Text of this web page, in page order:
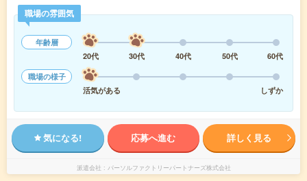
職場の雰囲気
年齢層
20代
30代 40代 50代
60代
職場の様子
活気がある
しずか
気になる! 応募へ進む 詳しく見る
派遣会社 パーソルファクトリーパートナーズ株式会社